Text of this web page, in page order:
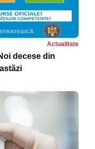
Actualitate
decese din